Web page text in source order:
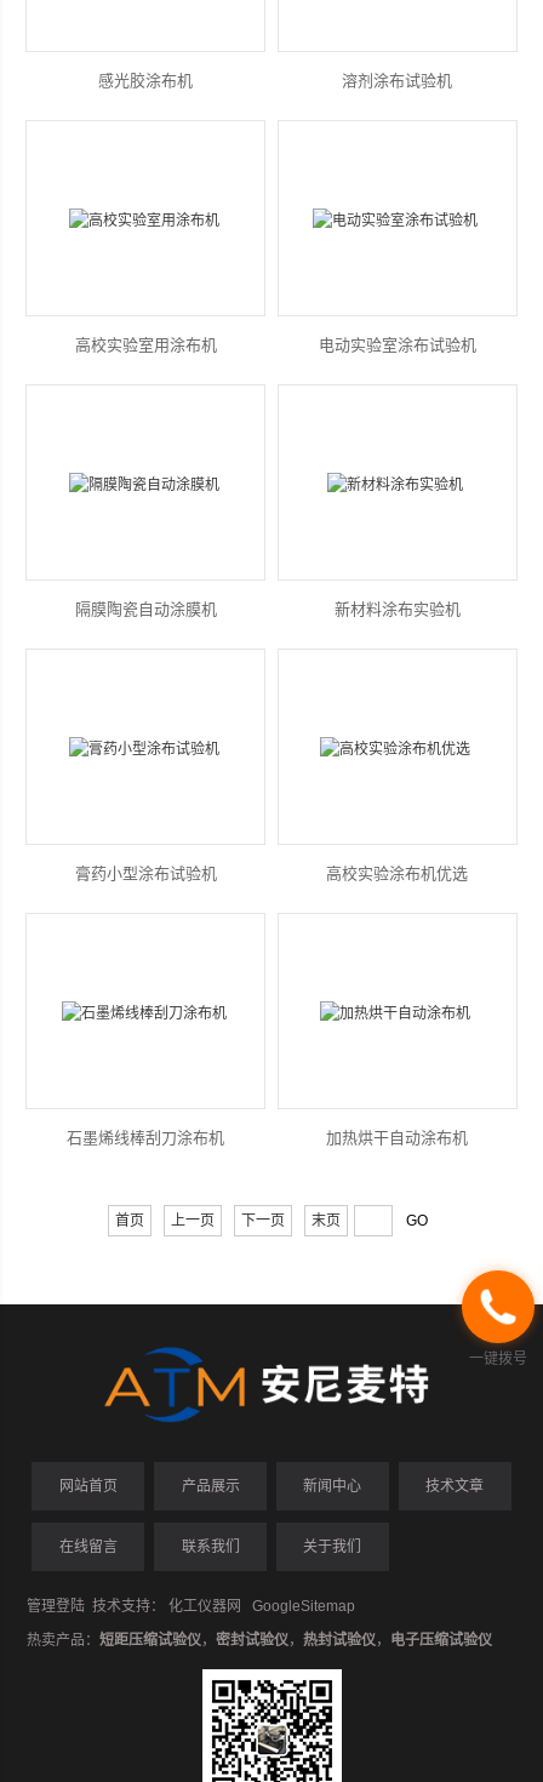
感光胶涂布机 溶剂涂布试验机
高校实验室用涂布机 电动实验室涂布试验机
隔膜陶瓷自动涂膜机 新材料涂布实验机
膏药小型涂布试验机 高校实验涂布机优选
石墨烯线棒刮刀涂布机 加热烘干自动涂布机
首页 上一页 下一页 末页
网站首页 产品展示 新闻中心 技术文章
在线留言 联系我们 关于我们
管理登陆 技术支持：化工仪器网
GoogleSitemap
热卖产品：短距压缩试验仪，密封试验仪，热封试验仪， 电子压缩试验仪
一键拨号